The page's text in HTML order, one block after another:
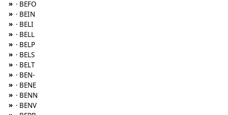
» · BEFO
» · BEIN
» · BELI
» · BELL
» · BELP
» · BELS
» · BELT
» · BEN-
» · BENE
» · BENN
» · BENV